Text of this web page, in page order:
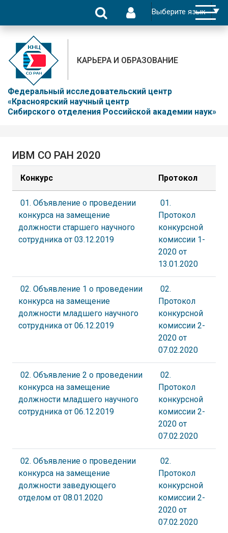
Федеральный исследовательский центр
«Красноярский научный центр
Сибирского отделения Российской академии наук»
КАРЬЕРА И ОБРАЗОВАНИЕ
ИВМ СО РАН 2020
Конкурс Протокол
01. Объявление о проведении
конкурса на замещение
должности старшего научного
сотрудника от 03.12.2019
01.
Протокол
конкурсной
комиссии 1-
2020 от
13.01.2020
02. Объявление 1 о проведении
конкурса на замещение
должности младшего научного
сотрудника от 06.12.2019
02.
Протокол
конкурсной
комиссии 2-
2020 от
07.02.2020
02. Объявление 2 о проведении
конкурса на замещение
должности младшего научного
сотрудника от 06.12.2019
02.
Протокол
конкурсной
комиссии 2-
2020 от
07.02.2020
02. Объявление о проведении
конкурса на замещение
должности заведующего
отделом от 08.01.2020
02.
Протокол
конкурсной
комиссии 2-
2020 от
07.02.2020